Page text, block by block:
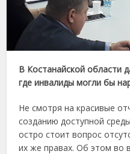
В Костанайской области
где инвалиды могли бы
Не смотря на красивые
созданию доступной
остро стоит вопрос
их же правах. Об этом во